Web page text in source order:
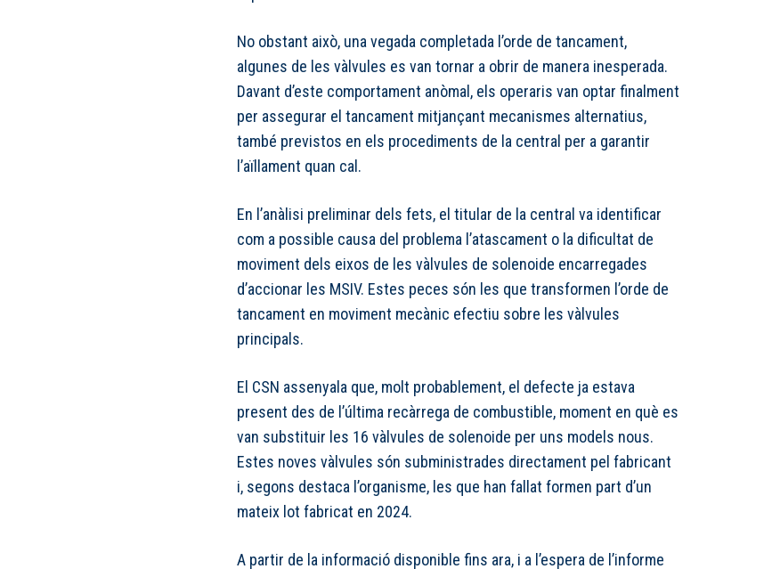
No obstant això, una vegada completada l’orde de tancament,
algunes de les vàlvules es van tornar a obrir de manera inesperada.
Davant d’este comportament anòmal, els operaris van optar finalment
per assegurar el tancament mitjançant mecanismes alternatius,
també previstos en els procediments de la central per a garantir
l’aïllament quan cal.
En l’anàlisi preliminar dels fets, el titular de la central va identificar
com a possible causa del problema l’atascament o la dificultat de
moviment dels eixos de les vàlvules de solenoide encarregades
d’accionar les MSIV. Estes peces són les que transformen l’orde de
tancament en moviment mecànic efectiu sobre les vàlvules
principals.
El CSN assenyala que, molt probablement, el defecte ja estava
present des de l’última recàrrega de combustible, moment en què es
van substituir les 16 vàlvules de solenoide per uns models nous.
Estes noves vàlvules són subministrades directament pel fabricant
i, segons destaca l’organisme, les que han fallat formen part d’un
mateix lot fabricat en 2024.
A partir de la informació disponible fins ara, i a l’espera de l’informe